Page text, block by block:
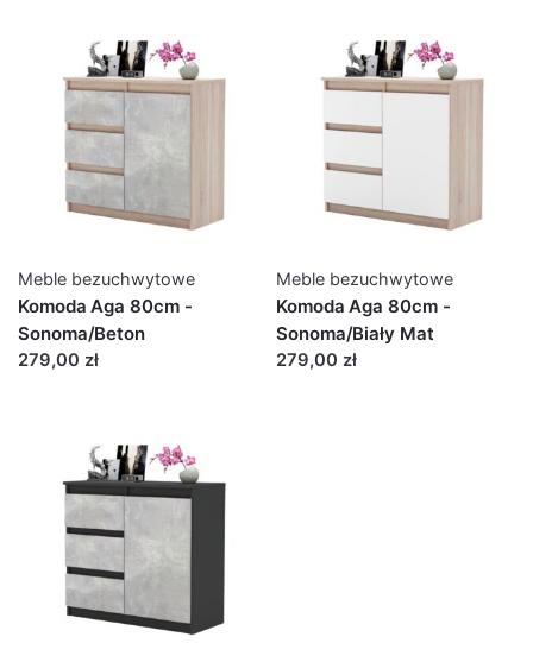
Meble bezuchwytowe
Komoda Aga 80cm -
Sonoma/Beton
279,00 zł
Meble bezuchwytowe
Komoda Aga 80cm -
Sonoma/Biały Mat
279,00 zł